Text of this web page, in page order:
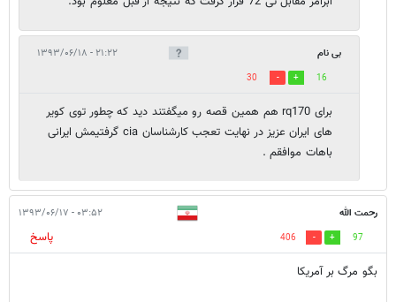
بی نام ۲۱:۲۲ - ۱۳۹۳/۰۶/۱۸
16
30
برای rq170 هم همین قصه رو میگفتند دید که چطور توی کویر
های ایران عزیز در نهایت تعجب کارشناسان cia گرفتیمش ایرانی
باهات موافقم .
رحمت الله ۰۳:۵۲ - ۱۳۹۳/۰۶/۱۷
97
406
پاسخ
بگو مرگ بر آمریکا